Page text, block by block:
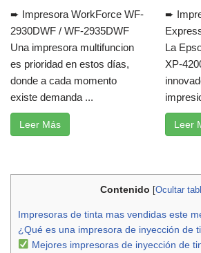
➨ Impresora WorkForce WF-
2930DWF / WF-2935DWF
Una impresora multifuncion
es prioridad en estos días,
donde a cada momento
existe demanda ...
Leer Más
➨
La
XP-
Leer
Contenido [Ocultar
Impresoras de tinta mas vendidas este
¿Qué es una impresora de inyección de
Mejores impresoras de inyección de